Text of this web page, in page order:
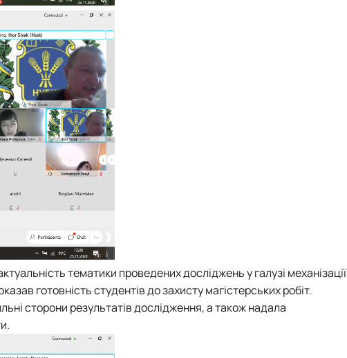
тематики проведених досліджень у галузі механізації
готовність студентів до захисту магістерських робіт.
сторони результатів дослідження, а також надала